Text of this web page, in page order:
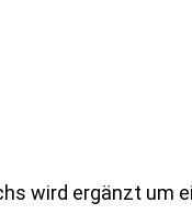
auf. Denn die
wird ergänzt um